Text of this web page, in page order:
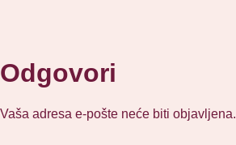
Odgovori
Vaša adresa e-pošte neće biti objavljena.